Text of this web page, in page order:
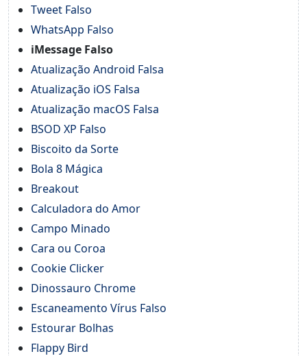
Tweet Falso
WhatsApp Falso
iMessage Falso
Atualização Android Falsa
Atualização iOS Falsa
Atualização macOS Falsa
BSOD XP Falso
Biscoito da Sorte
Bola 8 Mágica
Breakout
Calculadora do Amor
Campo Minado
Cara ou Coroa
Cookie Clicker
Dinossauro Chrome
Escaneamento Vírus Falso
Estourar Bolhas
Flappy Bird